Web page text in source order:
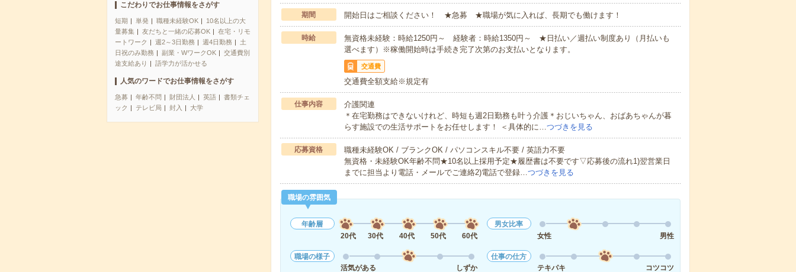
こだわりでお仕事情報をさがす
短期 単発 職種未経験OK
10名以上の大
量募集
友だちと一緒の応募OK
在宅・リモ
ートワーク
週2～3日勤務 週4日勤務
土
日祝のみ勤務
副業・WワークOK
交通費別
途支給あり
語学力が活かせる
人気のワードでお仕事情報をさがす
急募 年齢不問 財団法人 英語
書類チェ
ック
テレビ局 封入 大学
期間 開始日はご相談ください！ ★急募 ★職場が気に入れば、長期でも働けます！
時給
無資格未経験：時給1250円～ 経験者：時給1350円～ ★日払い／週払い制度あり（月払いも
選べます）※稼働開始時は手続き完了次第のお支払いとなります。
交通費
交通費全額支給※規定有
仕事内容
介護関連
＊在宅勤務はできないけれど、時短も週2日勤務も叶う介護＊おじいちゃん、おばあちゃんが暮
らす施設での生活サポートをお任せします！ ＜具体的に…つづきを見る
応募資格
職種未経験OK / ブランクOK / パソコンスキル不要 / 英語力不要
無資格・未経験OK年齢不問★10名以上採用予定★履歴書は不要です▽応募後の流れ1)翌営業日
までに担当より電話・メールでご連絡2)電話で登録…つづきを見る
職場の雰囲気
年齢層
20代
30代 40代 50代 60代
男女比率
女性
男性
職場の様子
活気がある
しずか
仕事の仕方
テキパキ
コツコツ